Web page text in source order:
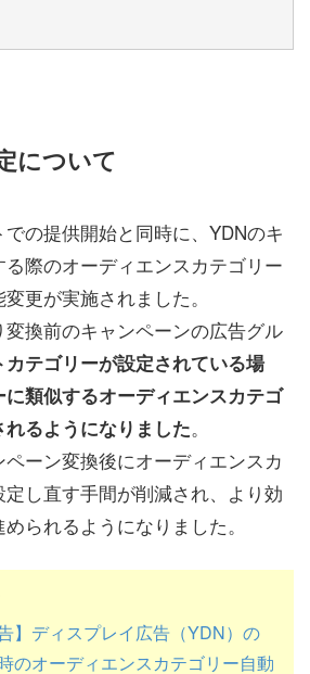
について
の提供開始と同時に、YDNのキ
際のオーディエンスカテゴリー
更が実施されました。
換前のキャンペーンの広告グル
カテゴリーが設定されている場
類似するオーディエンスカテゴ
れるようになりました。
ーン変換後にオーディエンスカ
し直す手間が削減され、より効
られるようになりました。
】ディスプレイ広告（YDN）の
のオーディエンスカテゴリー自動